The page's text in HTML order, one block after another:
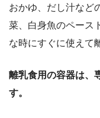
おかゆ、だし汁など
菜、白身魚のペース
な時にすぐに使えて
離乳食用の容器は、
す。